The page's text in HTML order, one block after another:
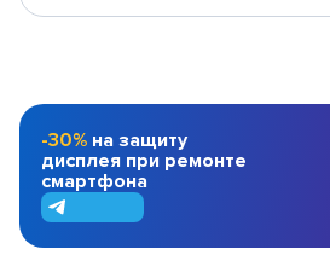
-30% на защиту
дисплея при ремонте
смартфона